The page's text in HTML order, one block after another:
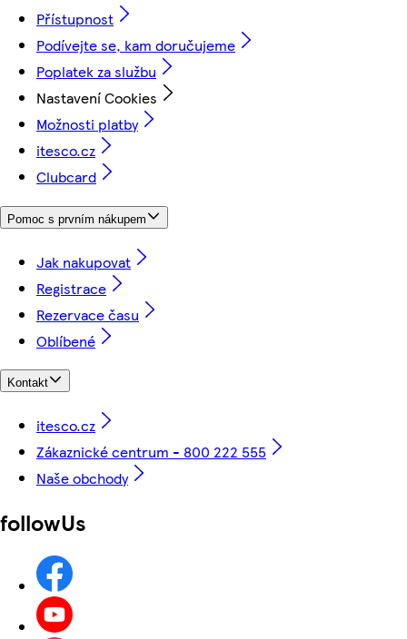
Přístupnost
Podívejte se, kam doručujeme
Poplatek za službu
Nastavení Cookies
Možnosti platby
itesco.cz
Clubcard
Pomoc s prvním nákupem
Jak nakupovat
Registrace
Rezervace času
Oblíbené
Kontakt
itesco.cz
Zákaznické centrum - 800 222 555
Naše obchody
followUs